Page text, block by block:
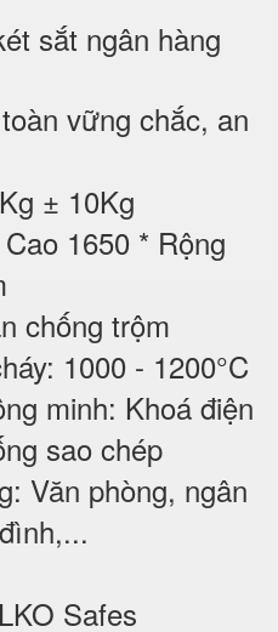
sắt ngân hàng
vững chắc, an
± 10Kg
1650 * Rộng
chống trộm
1000 - 1200°C
minh: Khoá điện
sao chép
Văn phòng, ngân
Safes